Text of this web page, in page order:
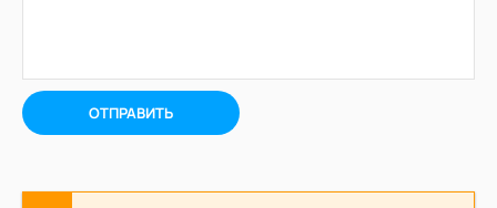
ОТПРАВИТЬ